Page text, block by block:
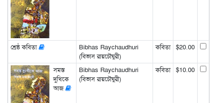
শ্রেষ্ঠ কবিতা
Bibhas Raychaudhuri
(বিভাস রায়চৌঘুরী)
কবিতা $20.00
সমস্ত
দুখিকে
আজ
Bibhas Raychaudhuri
(বিভাস রায়চৌঘুরী)
কবিতা $10.00